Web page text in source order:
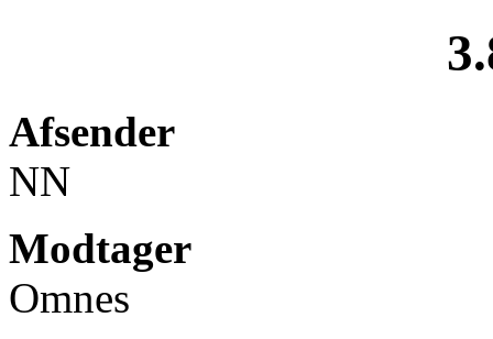
Afsender
NN
Modtager
Omnes